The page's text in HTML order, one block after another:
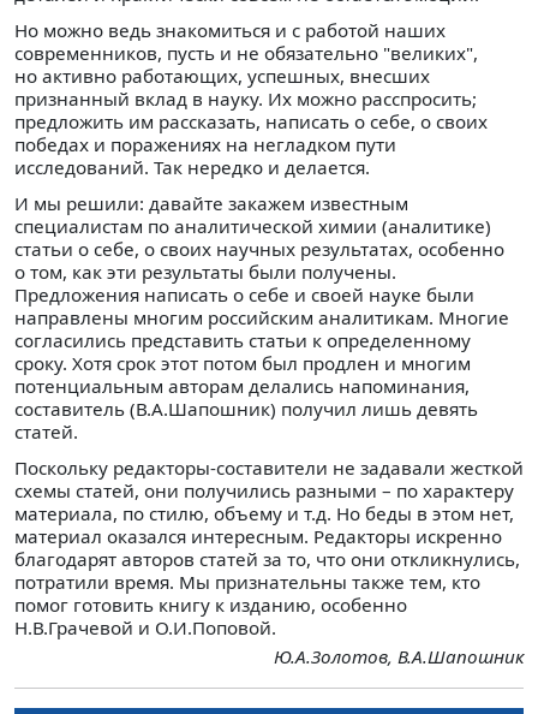
Но можно ведь знакомиться и с работой наших
современников, пусть и не обязательно "великих",
но активно работающих, успешных, внесших
признанный вклад в науку. Их можно расспросить;
предложить им рассказать, написать о себе, о своих
победах и поражениях на негладком пути
исследований. Так нередко и делается.
И мы решили: давайте закажем известным
специалистам по аналитической химии (аналитике)
статьи о себе, о своих научных результатах, особенно
о том, как эти результаты были получены.
Предложения написать о себе и своей науке были
направлены многим российским аналитикам. Многие
согласились представить статьи к определенному
сроку. Хотя срок этот потом был продлен и многим
потенциальным авторам делались напоминания,
составитель (В.А.Шапошник) получил лишь девять
статей.
Поскольку редакторы-составители не задавали жесткой
схемы статей, они получились разными – по характеру
материала, по стилю, объему и т.д. Но беды в этом нет,
материал оказался интересным. Редакторы искренно
благодарят авторов статей за то, что они откликнулись,
потратили время. Мы признательны также тем, кто
помог готовить книгу к изданию, особенно
Н.В.Грачевой и О.И.Поповой.
Ю.А.Золотов, В.А.Шапошник